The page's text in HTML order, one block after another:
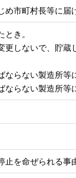
市町村長等に届
き。
しないで、貯蔵
らない製造所等
らない製造所等
を命ぜられる事